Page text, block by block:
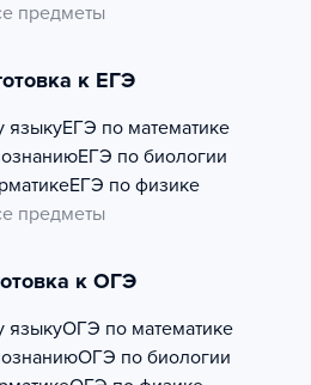
предметы
к ЕГЭ
языкуЕГЭ по математике
ЕГЭ по биологии
ЕГЭ по физике
предметы
к ОГЭ
языкуОГЭ по математике
ОГЭ по биологии